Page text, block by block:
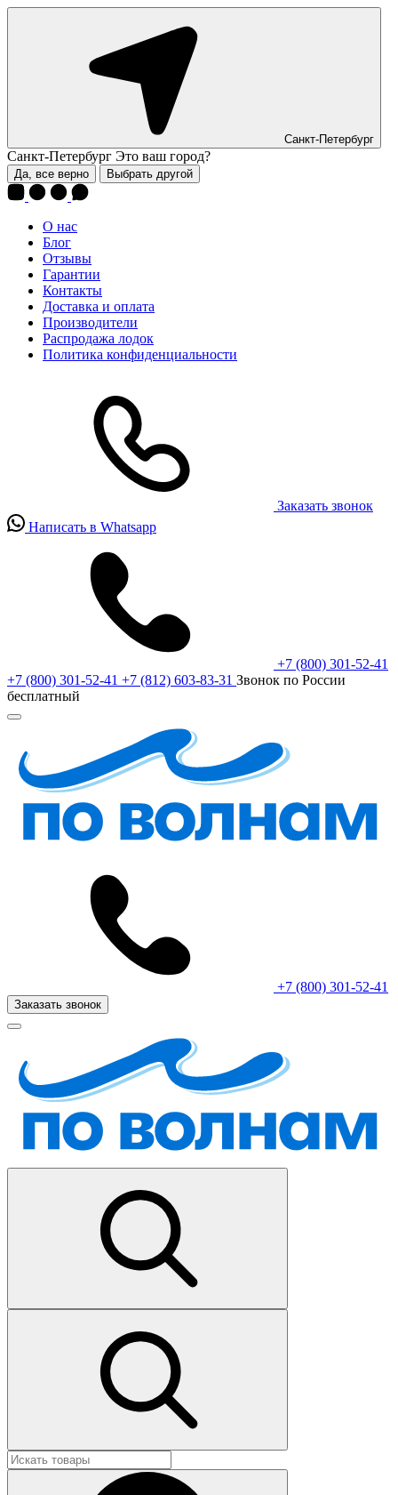
Санкт-Петербург
Санкт-Петербург Это ваш город?
Да, все верно Выбрать другой
О нас
Блог
Отзывы
Гарантии
Контакты
Доставка и оплата
Производители
Распродажа лодок
Политика конфиденциальности
Заказать звонок
Написать в Whatsapp
+7 (800) 301-52-41
+7 (800) 301-52-41 +7 (812) 603-83-31 Звонок по России
бесплатный
+7 (800) 301-52-41
Заказать звонок